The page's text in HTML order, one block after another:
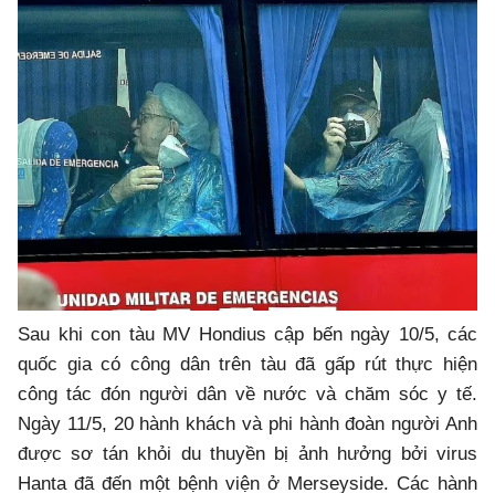
Sau khi con tàu MV Hondius cập bến ngày 10/5, các
quốc gia có công dân trên tàu đã gấp rút thực hiện
công tác đón người dân về nước và chăm sóc y tế.
Ngày 11/5, 20 hành khách và phi hành đoàn người Anh
được sơ tán khỏi du thuyền bị ảnh hưởng bởi virus
Hanta đã đến một bệnh viện ở Merseyside. Các hành